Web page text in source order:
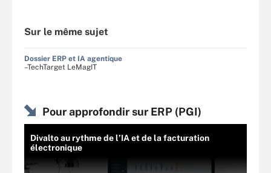
Sur le même sujet
Dossier ERP et IA agentique
–TechTarget LeMagIT
Pour approfondir sur ERP (PGI)
Divalto au rythme de l’IA et de la facturation
électronique